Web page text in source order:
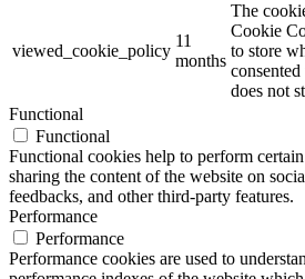
viewed_cookie_policy
11
months
The
Cookie
to store
does not
Functional
Functional
Functional cookies help to perform
sharing the content of the website on
feedbacks, and other third-party features.
Performance
Performance
Performance cookies are used to